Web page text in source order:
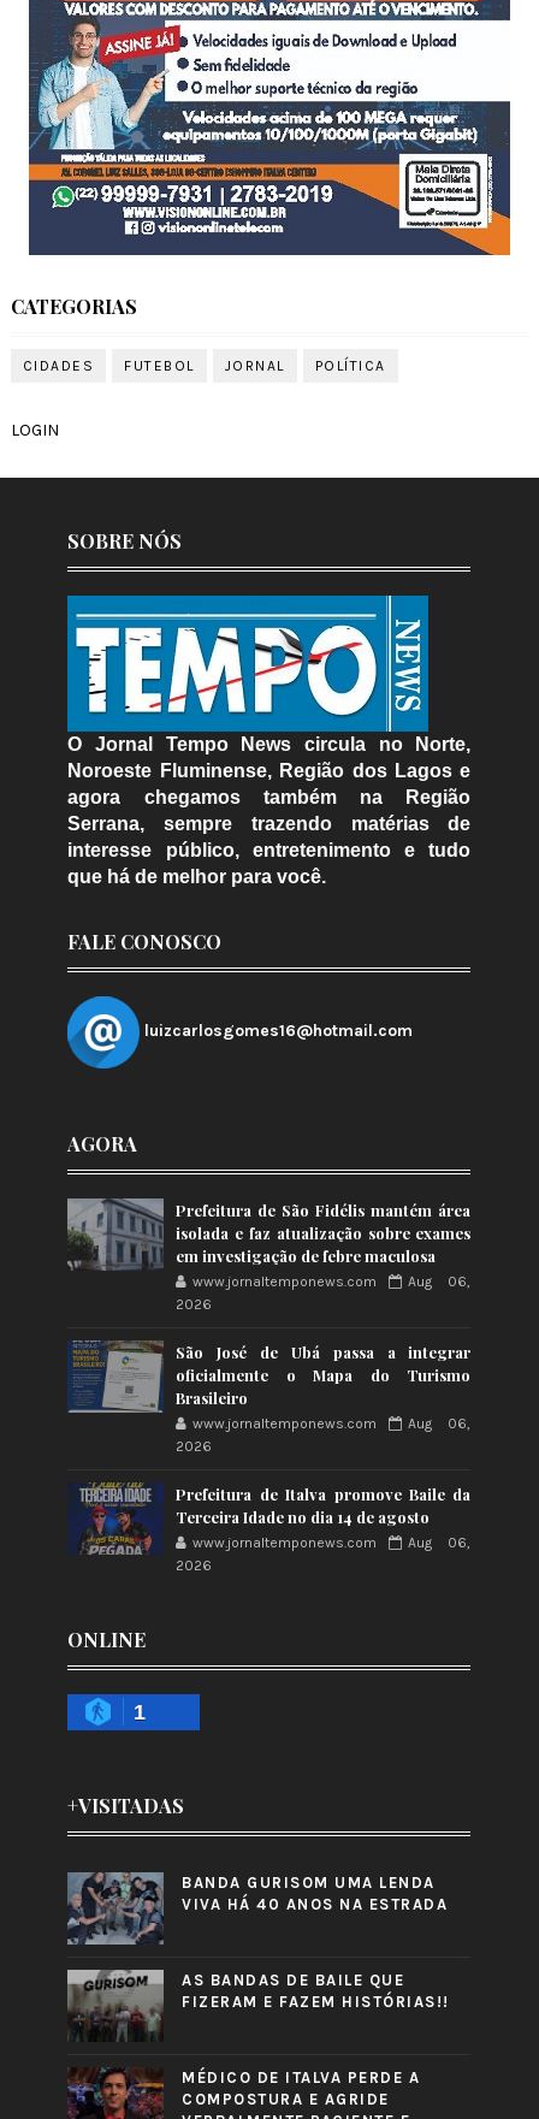
CATEGORIAS
CIDADES FUTEBOL JORNAL POLÍTICA
LOGIN
SOBRE NÓS
O Jornal Tempo News circula no Norte,
Noroeste Fluminense, Região dos Lagos e
agora chegamos também na Região
Serrana, sempre trazendo matérias de
interesse público, entretenimento e tudo
que há de melhor para você.
FALE CONOSCO
luizcarlosgomes16@hotmail.com
AGORA
Prefeitura de São Fidélis mantém área
isolada e faz atualização sobre exames
em investigação de febre maculosa
www.jornaltemponews.com
Aug 06,
2026
São José de Ubá passa a integrar
oficialmente o Mapa do Turismo
Brasileiro
www.jornaltemponews.com
Aug 06,
2026
Prefeitura de Italva promove Baile da
Terceira Idade no dia 14 de agosto
www.jornaltemponews.com
Aug 06,
2026
ONLINE
1
+VISITADAS
BANDA GURISOM UMA LENDA
VIVA HÁ 40 ANOS NA ESTRADA
AS BANDAS DE BAILE QUE
FIZERAM E FAZEM HISTÓRIAS!!
MÉDICO DE ITALVA PERDE A
COMPOSTURA E AGRIDE